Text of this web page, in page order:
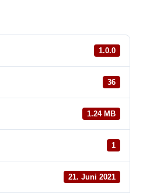
1.0.0
36
1.24 MB
1
21. Juni 2021